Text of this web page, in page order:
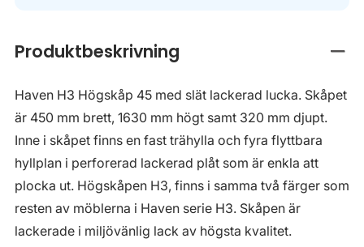
Produktbeskrivning
Haven H3 Högskåp 45 med slät lackerad lucka. Skåpet
är 450 mm brett, 1630 mm högt samt 320 mm djupt.
Inne i skåpet finns en fast trähylla och fyra flyttbara
hyllplan i perforerad lackerad plåt som är enkla att
plocka ut. Högskåpen H3, finns i samma två färger som
resten av möblerna i Haven serie H3. Skåpen är
lackerade i miljövänlig lack av högsta kvalitet.